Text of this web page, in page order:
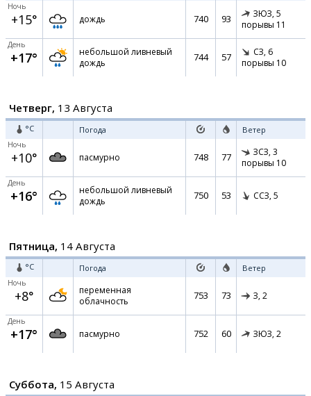
Ночь
+15° дождь 740 93 ЗЮЗ, 5
порывы 11
День
+17°
небольшой ливневый
дождь
744 57 СЗ, 6
порывы 10
Четверг, 13 Августа
°C Погода Ветер
Ночь
+10° пасмурно 748 77 ЗСЗ, 3
порывы 10
День
+16°
небольшой ливневый
дождь
750 53 ССЗ, 5
Пятница, 14 Августа
°C Погода Ветер
Ночь
+8°
переменная
облачность
753 73 З, 2
День
+17° пасмурно 752 60 ЗЮЗ, 2
Суббота, 15 Августа